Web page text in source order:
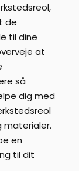
de
til dine
at
så
dig med
materialer.
en
til dit